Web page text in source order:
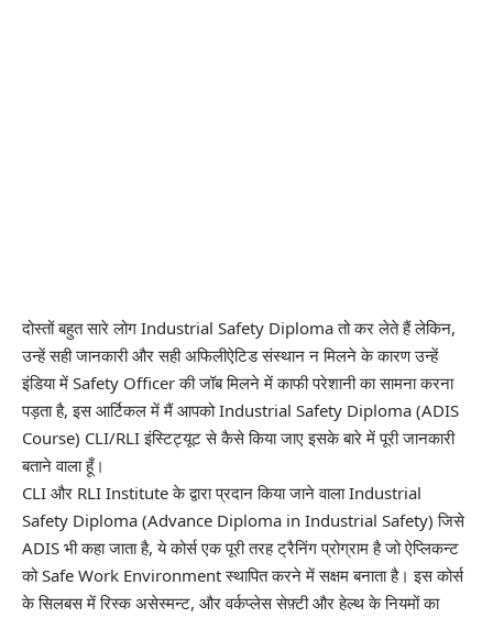
दोस्तों बहुत सारे लोग Industrial Safety Diploma तो कर लेते हैं लेकिन,
उन्हें सही जानकारी और सही अफिलीऐटिड संस्थान न मिलने के कारण उन्हें
इंडिया में Safety Officer की जॉब मिलने में काफी परेशानी का सामना करना
पड़ता है, इस आर्टिकल में मैं आपको Industrial Safety Diploma (ADIS
Course) CLI/RLIइंस्टिट्यूट से कैसे किया जाए इसके बारे में पूरी जानकारी
बताने वाला हूँ।
CLI और RLI Institute के द्वारा प्रदान किया जाने वाला Industrial
Safety Diploma (Advance Diploma in Industrial Safety) जिसे
ADIS भी कहा जाता है, ये कोर्स एक पूरी तरह ट्रैनिंग प्रोग्राम है जो ऐप्लिकन्ट
को Safe Work Environment स्थापित करने में सक्षम बनाता है। इस कोर्स
के सिलबस में रिस्क असेस्मन्ट, और वर्कप्लेस सेफ़्टी और हेल्थ के नियमों का